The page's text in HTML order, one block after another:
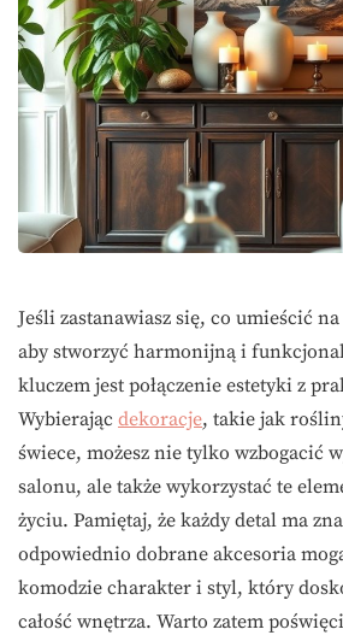
Jeśli zastanawiasz się, co umieścić
aby stworzyć harmonijną i
kluczem jest połączenie estetyki z
Wybierając dekoracje, takie jak
świece, możesz nie tylko wzbogacić
salonu, ale także wykorzystać te
życiu. Pamiętaj, że każdy detal ma
odpowiednio dobrane akcesoria
komodzie charakter i styl, który
całość wnętrza. Warto zatem